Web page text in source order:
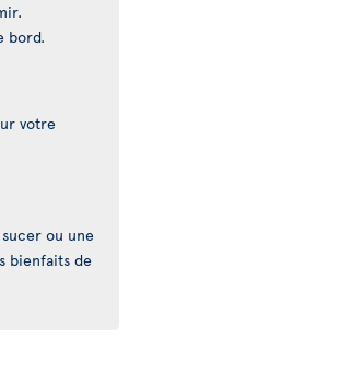
bord.
votre
ou une
bienfaits de